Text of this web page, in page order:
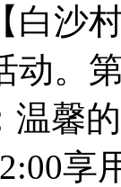
白沙
动。
馨
享